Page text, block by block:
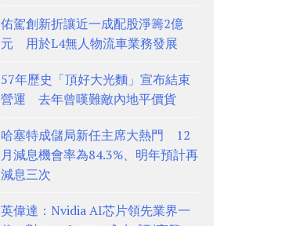
佑駕創新折讓近一成配股淨籌2億
元 用於L4無人物流車業務發展
57年歷史「頂好大光麵」宣布結束
營運 去年曾嘆難敵內地平價貨
哈塞特成儲局新任主席大熱門 12
月減息機會率為84.3%、明年預計再
減息三次
英偉達：Nvidia AI芯片領先業界一